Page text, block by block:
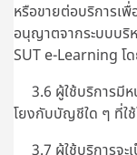
หรือขายต่อบริการเพื่
อนุญาตจากระบบบริ
SUT e-Learning โ
3.6 ผู้ใช้บริการมีห
โยงกับบัญชีใด ๆ ที่ใช้
3.7 ผู้ใช้บริการจะ